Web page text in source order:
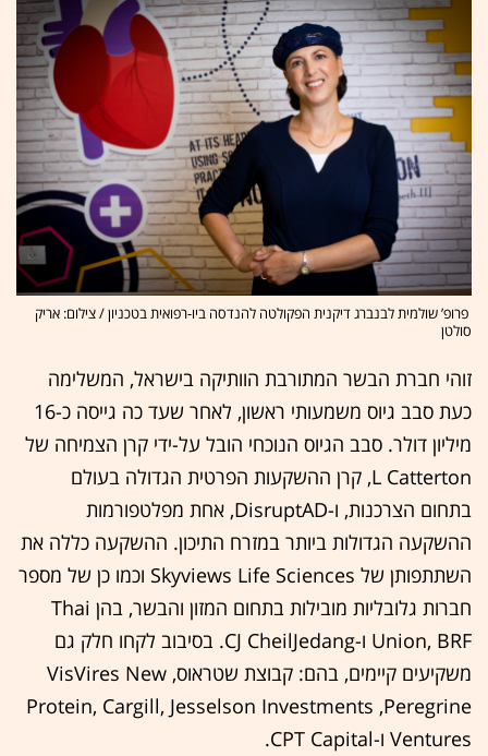
פרופ’ שולמית לבנברג דיקנית הפקולטה להנדסה ביו-רפואית בטכניון / צילום: אריק
סולטן
זוהי חברת הבשר המתורבת הוותיקה בישראל, המשלימה
כעת סבב גיוס משמעותי ראשון, לאחר שעד כה גייסה כ-16
מיליון דולר. סבב הגיוס הנוכחי הובל על-ידי קרן הצמיחה של
L Catterton, קרן ההשקעות הפרטית הגדולה בעולם
בתחום הצרכנות, ו-DisruptAD, אחת מפלטפורמות
ההשקעה הגדולות ביותר במזרח התיכון. ההשקעה כללה את
השתתפותן של Skyviews Life Sciences וכמו כן של מספר
חברות גלובליות מובילות בתחום המזון והבשר, בהן Thai
Union, BRF ו-CJ CheilJedang. בסיבוב לקחו חלק גם
משקיעים קיימים, בהם: קבוצת שטראוס, VisVires New
Protein, Cargill, Jesselson Investments ,Peregrine
Ventures ו-CPT Capital.